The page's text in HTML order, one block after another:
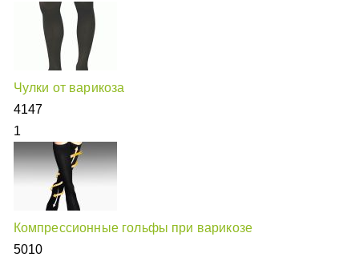
Чулки от варикоза
4147
1
Компрессионные гольфы при варикозе
5010